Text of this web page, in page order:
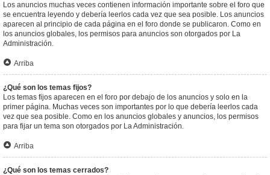
Los anuncios muchas veces contienen información importante sobre el foro que
se encuentra leyendo y debería leerlos cada vez que sea posible. Los anuncios
aparecen al principio de cada página en el foro donde se publicaron. Como en
los anuncios globales, los permisos para anuncios son otorgados por La
Administración.
Arriba
¿Qué son los temas fijos?
Los temas fijos aparecen en el foro por debajo de los anuncios y solo en la
primer página. Muchas veces son importantes por lo que debería leerlos cada
vez que sea posible. Como en los anuncios globales y anuncios, los permisos
para fijar un tema son otorgados por La Administración.
Arriba
¿Qué son los temas cerrados?